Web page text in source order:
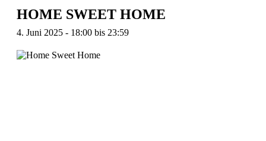
HOME SWEET HOME
4. Juni 2025 - 18:00 bis 23:59